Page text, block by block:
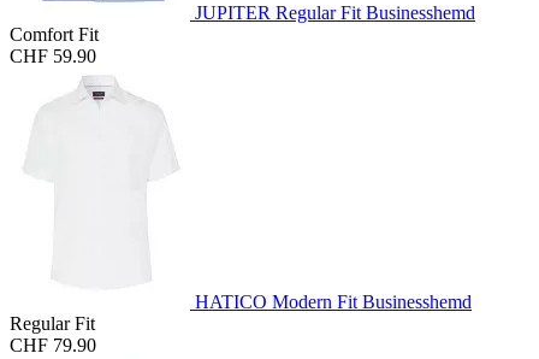
JUPITER Regular Fit Businesshemd
Comfort Fit
CHF 59.90
HATICO Modern Fit Businesshemd
Regular Fit
CHF 79.90